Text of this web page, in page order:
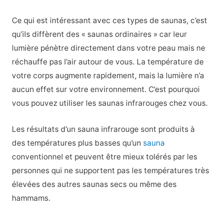
Ce qui est intéressant avec ces types de saunas, c’est
qu’ils diffèrent des « saunas ordinaires » car leur
lumière pénètre directement dans votre peau mais ne
réchauffe pas l’air autour de vous. La température de
votre corps augmente rapidement, mais la lumière n’a
aucun effet sur votre environnement. C’est pourquoi
vous pouvez utiliser les saunas infrarouges chez vous.
Les résultats d’un sauna infrarouge sont produits à
des températures plus basses qu’un sauna
conventionnel et peuvent être mieux tolérés par les
personnes qui ne supportent pas les températures très
élevées des autres saunas secs ou même des
hammams.